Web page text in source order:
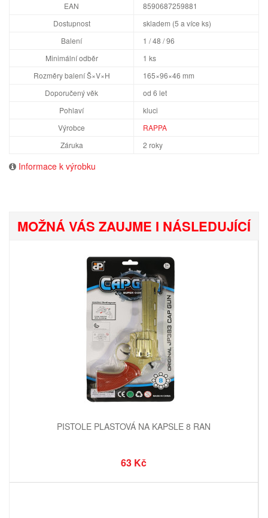
EAN
8590687259881
Dostupnost
skladem (5 a více ks)
Balení
1 / 48 / 96
Minimální odběr
1 ks
Rozměry balení Š×V×H
165×96×46 mm
Doporučený věk
od 6 let
Pohlaví
kluci
Výrobce
RAPPA
Záruka
2 roky
Informace k výrobku
MOŽNÁ VÁS ZAUJME I NÁSLEDUJÍCÍ
PISTOLE PLASTOVÁ NA KAPSLE 8 RAN
63 Kč